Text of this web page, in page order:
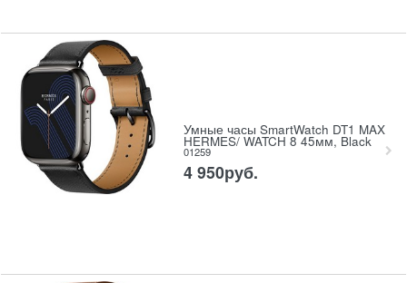
Умные часы SmartWatch DT1 MAX
HERMES/ WATCH 8 45мм, Black
01259
4 950руб.